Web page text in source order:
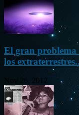
El gran problema
los
Nov 26, 2012